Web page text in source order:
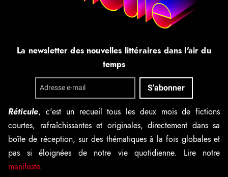
La newsletter des nouvelles littéraires dans l'air du
temps
Réticule, c'est un recueil tous les deux mois de fictions
courtes, rafraîchissantes et originales, directement dans sa
boîte de réception, sur des thématiques à la fois globales et
pas si éloignées de notre vie quotidienne. Lire notre
manifeste.